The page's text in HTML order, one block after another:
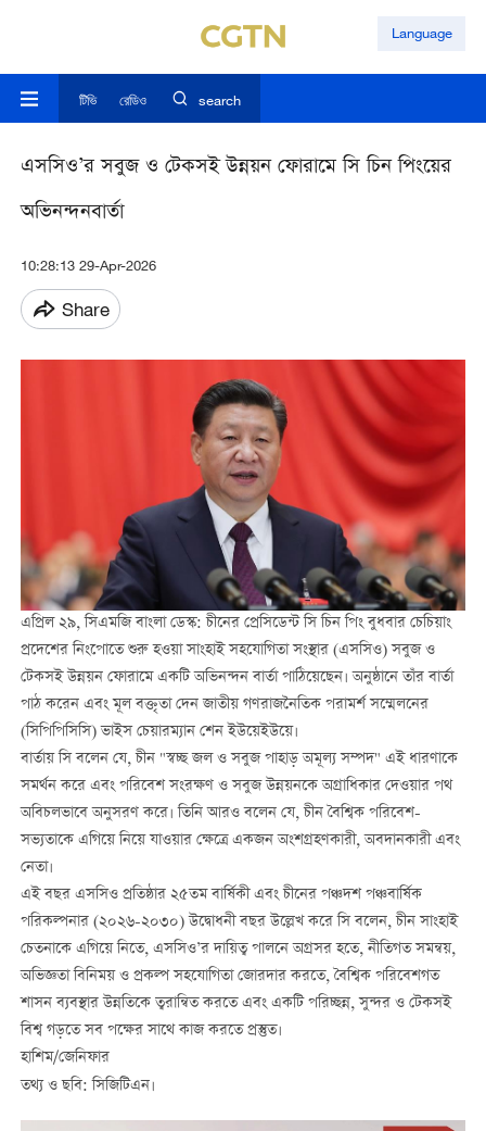
Language
টিভি রেডিও search
এসসিও’র সবুজ ও টেকসই উন্নয়ন ফোরামে সি চিন পিংয়ের
অভিনন্দনবার্তা
10:28:13 29-Apr-2026
Share
এপ্রিল ২৯, সিএমজি বাংলা ডেস্ক: চীনের প্রেসিডেন্ট সি চিন পিং বুধবার চেচিয়াং
প্রদেশের নিংপোতে শুরু হওয়া সাংহাই সহযোগিতা সংস্থার (এসসিও) সবুজ ও
টেকসই উন্নয়ন ফোরামে একটি অভিনন্দন বার্তা পাঠিয়েছেন। অনুষ্ঠানে তাঁর বার্তা
পাঠ করেন এবং মূল বক্তৃতা দেন জাতীয় গণরাজনৈতিক পরামর্শ সম্মেলনের
(সিপিপিসিসি) ভাইস চেয়ারম্যান শেন ইউয়েইউয়ে।
বার্তায় সি বলেন যে, চীন "স্বচ্ছ জল ও সবুজ পাহাড় অমূল্য সম্পদ" এই ধারণাকে
সমর্থন করে এবং পরিবেশ সংরক্ষণ ও সবুজ উন্নয়নকে অগ্রাধিকার দেওয়ার পথ
অবিচলভাবে অনুসরণ করে। তিনি আরও বলেন যে, চীন বৈশ্বিক পরিবেশ-
সভ্যতাকে এগিয়ে নিয়ে যাওয়ার ক্ষেত্রে একজন অংশগ্রহণকারী, অবদানকারী এবং
নেতা।
এই বছর এসসিও প্রতিষ্ঠার ২৫তম বার্ষিকী এবং চীনের পঞ্চদশ পঞ্চবার্ষিক
পরিকল্পনার (২০২৬-২০৩০) উদ্বোধনী বছর উল্লেখ করে সি বলেন, চীন সাংহাই
চেতনাকে এগিয়ে নিতে, এসসিও’র দায়িত্ব পালনে অগ্রসর হতে, নীতিগত সমন্বয়,
অভিজ্ঞতা বিনিময় ও প্রকল্প সহযোগিতা জোরদার করতে, বৈশ্বিক পরিবেশগত
শাসন ব্যবস্থার উন্নতিকে ত্বরান্বিত করতে এবং একটি পরিচ্ছন্ন, সুন্দর ও টেকসই
বিশ্ব গড়তে সব পক্ষের সাথে কাজ করতে প্রস্তুত।
হাশিম/জেনিফার
তথ্য ও ছবি: সিজিটিএন।